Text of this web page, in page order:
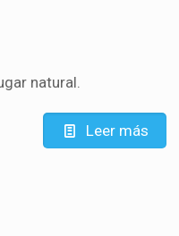
natural.
Leer más